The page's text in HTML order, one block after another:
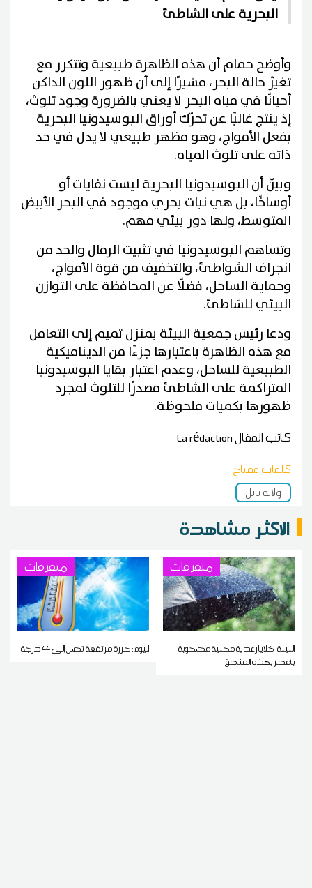
وأوضح حمام أن هذه الظاهرة طبيعية وتتكرر مع
تغيّر حالة البحر، مشيرًا إلى أن ظهور اللون الداكن
أحيانًا في مياه البحر لا يعني بالضرورة وجود تلوث،
إذ ينتج غالبًا عن تحرّك أوراق البوسيدونيا البحرية
بفعل الأمواج، وهو مظهر طبيعي لا يدل في حد
ذاته على تلوث المياه.
وبيّن أن البوسيدونيا البحرية ليست نفايات أو
أوساخًا، بل هي نبات بحري موجود في البحر الأبيض
المتوسط، ولها دور بيئي مهم.
وتساهم البوسيدونيا في تثبيت الرمال والحد من
انجراف الشواطئ، والتخفيف من قوة الأمواج،
وحماية الساحل، فضلًا عن المحافظة على التوازن
البيئي للشاطئ.
ودعا رئيس جمعية البيئة بمنزل تميم إلى التعامل
مع هذه الظاهرة باعتبارها جزءًا من الديناميكية
الطبيعية للساحل، وعدم اعتبار بقايا البوسيدونيا
المتراكمة على الشاطئ مصدرًا للتلوث لمجرد
ظهورها بكميات ملحوظة.
كاتب المقالLa rédaction
كلمات مفتاح
ولاية نابل
الاكثر مشاهدة
متفرقات
الليلة: خلايا رعدية محلية مصحوبة
بأمطار بهذه المناطق
متفرقات
اليوم: حرارة مرتفعة تصل إلى 44 درجة